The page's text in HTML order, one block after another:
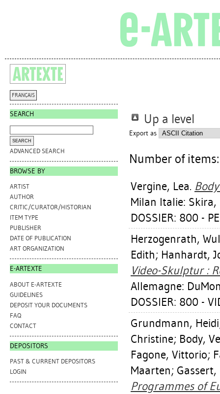
FRANÇAIS
SEARCH
ADVANCED SEARCH
BROWSE BY
ARTIST
AUTHOR
CRITIC/CURATOR/HISTORIAN
ITEM TYPE
PUBLISHER
DATE OF PUBLICATION
ART ORGANIZATION
E-ARTEXTE
ABOUT E-ARTEXTE
GUIDELINES
DEPOSIT YOUR DOCUMENTS
FAQ
CONTACT
DEPOSITORS
PAST & CURRENT DEPOSITORS
LOGIN
Up a level
Export as
Number of
Vergine, Lea.
Milan Italie: Skira,
DOSSIER: 800 -
Herzogenrath,
Edith; Hanhardt,
Video-Skulptur :
Allemagne:
DOSSIER: 800 -
Grundmann, Heidi
Christine; Body,
Fagone, Vittorio;
Maarten;
Programmes of